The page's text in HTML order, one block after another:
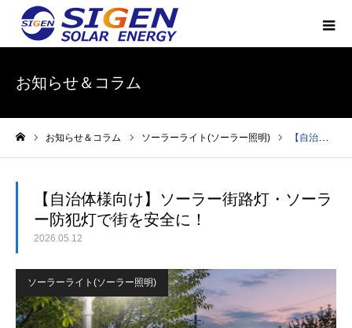
お知らせ＆コラム
お知らせ＆コラム ソーラーライト(ソーラー照明) 【自治体様向け】ソーラー街路灯・ソーラー防犯灯で街を安全に！
【自治体様向け】ソーラー街路灯・ソーラ
ー防犯灯で街を安全に！
2026.05.12
ソーラーライト(ソーラー照明)